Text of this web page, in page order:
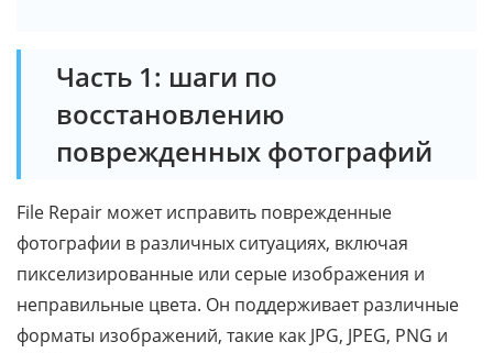
Часть 1: шаги по
восстановлению
поврежденных фотографий
File Repair может исправить поврежденные
фотографии в различных ситуациях, включая
пикселизированные или серые изображения и
неправильные цвета. Он поддерживает различные
форматы изображений, такие как JPG, JPEG, PNG и